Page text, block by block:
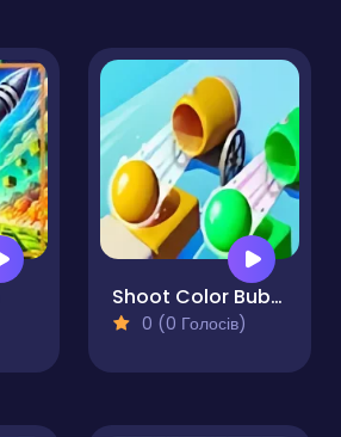
Shoot Color Bubble
0 (0 Голосів)